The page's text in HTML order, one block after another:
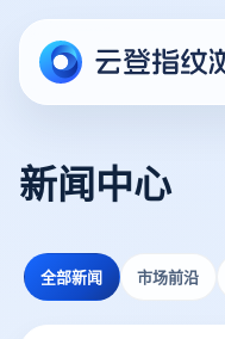
新闻中心
全部新闻 市场前沿